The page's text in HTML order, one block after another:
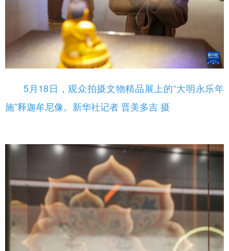
5月18日，观众拍摄文物精品展上的“大明永乐年
施”释迦牟尼像。新华社记者 晋美多吉 摄